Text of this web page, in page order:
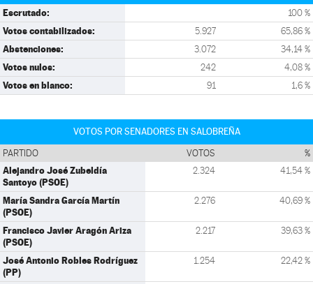
Escrutado: 100 %
Votos contabilizados: 5.927 65,86 %
Abstenciones: 3.072 34,14 %
Votos nulos: 242 4,08 %
Votos en blanco: 91 1,6 %
VOTOS POR SENADORES EN SALOBREÑA
PARTIDO VOTOS %
Alejandro José Zubeldía
Santoyo (PSOE)
2.324 41,54 %
María Sandra García Martín
(PSOE)
2.276 40,69 %
Francisco Javier Aragón Ariza
(PSOE)
2.217 39,63 %
José Antonio Robles Rodríguez
(PP)
1.254 22,42 %